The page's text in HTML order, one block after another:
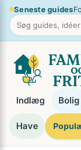
Spring
indhold
Seneste guides
Indlæg Bolig
Have